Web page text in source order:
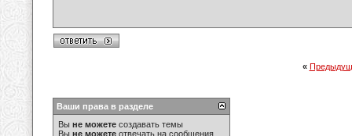
«
Ваши права в разделе
Вы не можете создавать темы
Вы не можете отвечать на сообщения